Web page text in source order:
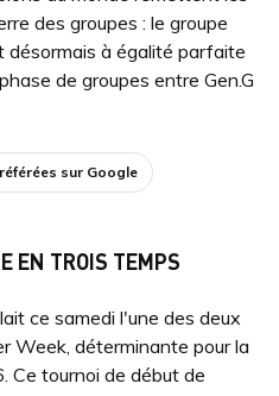
des groupes : le groupe
désormais à égalité parfaite
de groupes entre Gen.G
sur Google
EN TROIS TEMPS
ce samedi l'une des deux
Week, déterminante pour la
Ce tournoi de début de